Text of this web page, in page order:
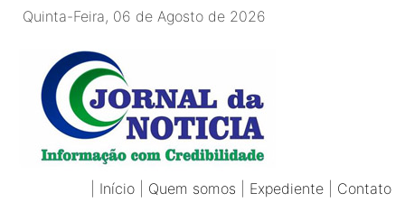
Quinta-Feira, 06 de Agosto de 2026
Início Quem somos Expediente Contato